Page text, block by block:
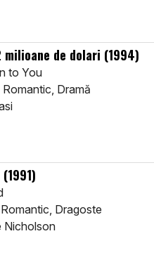
milioane de dolari (1994)
to You
Dramă
(1991)
Dragoste
Nicholson